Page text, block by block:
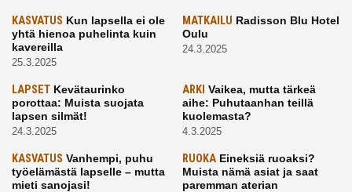
KASVATUS Kun lapsella ei ole
yhtä hienoa puhelinta kuin
kavereilla
25.3.2025
MATKAILU Radisson Blu Hotel
Oulu
24.3.2025
LAPSET Kevätaurinko
porottaa: Muista suojata
lapsen silmät!
24.3.2025
ARKI Vaikea, mutta tärkeä
aihe: Puhutaanhan teillä
kuolemasta?
4.3.2025
KASVATUS Vanhempi, puhu
työelämästä lapselle – mutta
mieti sanojasi!
RUOKAEineksiä ruoaksi?
Muista nämä asiat ja saat
paremman aterian